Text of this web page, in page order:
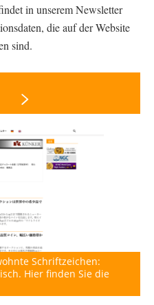
in unserem Newsletter
die auf der Website
sind.
Schriftzeichen:
Hier finden Sie die